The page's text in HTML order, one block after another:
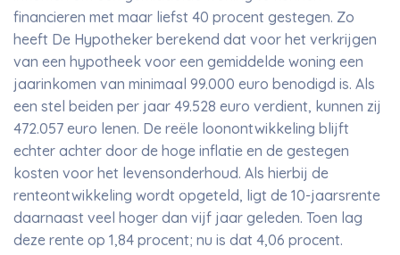
financieren met maar liefst 40 procent gestegen. Zo
heeft De Hypotheker berekend dat voor het verkrijgen
van een hypotheek voor een gemiddelde woning een
jaarinkomen van minimaal 99.000 euro benodigd is. Als
een stel beiden per jaar 49.528 euro verdient, kunnen zij
472.057 euro lenen. De reële loonontwikkeling blijft
echter achter door de hoge inflatie en de gestegen
kosten voor het levensonderhoud. Als hierbij de
renteontwikkeling wordt opgeteld, ligt de 10-jaarsrente
daarnaast veel hoger dan vijf jaar geleden. Toen lag
deze rente op 1,84 procent; nu is dat 4,06 procent.